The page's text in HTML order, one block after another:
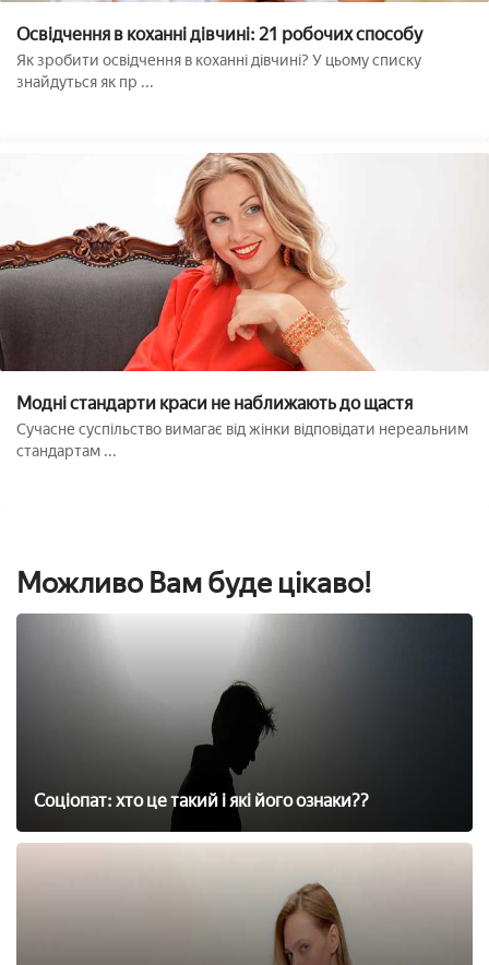
Освідчення в коханні дівчині: 21 робочих способу
Як зробити освідчення в коханні дівчині? У цьому списку
знайдуться як пр ...
Модні стандарти краси не наближають до щастя
Сучасне суспільство вимагає від жінки відповідати нереальним
стандартам ...
Можливо Вам буде цікаво!
Соціопат: хто це такий і які його ознаки??